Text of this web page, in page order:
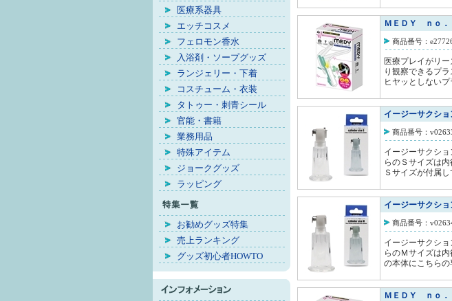
医療系器具
エッチコスメ
フェロモン香水
入浴剤・ソープグッズ
ランジェリー・下着
コスチューム・衣装
タトゥー・刺青シール
官能・書籍
業務用品
特殊アイテム
ジョークグッズ
ラッピング
お勧めグッズ特集
売上ランキング
グッズ初心者HOWTO
ＭＥＤＹ ｎｏ．
商品番号：
医療プレイがリ
り観察できるプ
ヒヤッとしない
イージーサクシ
商品番号：
イージーサクシ
らのＳサイズは
Ｓサイズが付属
イージーサクシ
商品番号：
イージーサクシ
らのＭサイズは
の本体にこちらの
ＭＥＤＹ ｎｏ．